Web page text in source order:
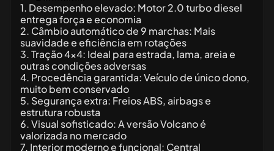
1. Desempenho elevado: Motor 2.0 turbo diesel
entrega força e economia
2. Câmbio automático de 9 marchas: Mais
suavidade e eficiência em rotações
3. Tração 4x4: Ideal para estrada, lama, areia e
outras condições adversas
4. Procedência garantida: Veículo de único dono,
muito bem conservado
5. Segurança extra: Freios ABS, airbags e
estrutura robusta
6. Visual sofisticado: A versão Volcano é
valorizada no mercado
7. Interior moderno e funcional: Central